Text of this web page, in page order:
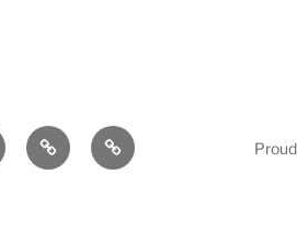
EconomiaCultura